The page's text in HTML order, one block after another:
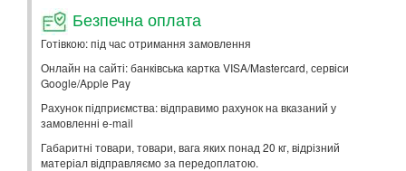
Безпечна оплата
Готівкою: під час отримання замовлення
Онлайн на сайті: банківська картка VISA/Mastercard, сервіси
Google/Apple Pay
Рахунок підприємства: відправимо рахунок на вказаний у
замовленні e-mail
Габаритні товари, товари, вага яких понад 20 кг, відрізний
матеріал відправляємо за передоплатою.